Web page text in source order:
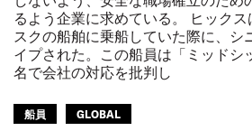
るよう企業に求めている。 ヒック
スクの船舶に乗船していた際に、シ
イプされた。この船員は「ミッドシ
名で会社の対応を批判し
船員 GLOBAL